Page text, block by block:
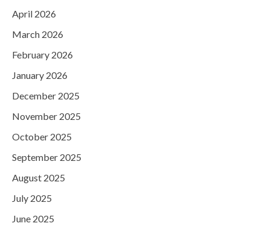
April 2026
March 2026
February 2026
January 2026
December 2025
November 2025
October 2025
September 2025
August 2025
July 2025
June 2025